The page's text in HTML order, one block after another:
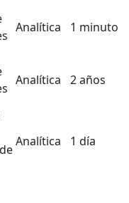
Analítica 1 minuto
Analítica 2 años
Analítica 1 día